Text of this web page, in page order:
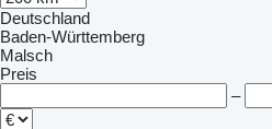
Deutschland
Baden-Württemberg
Malsch
Preis
–